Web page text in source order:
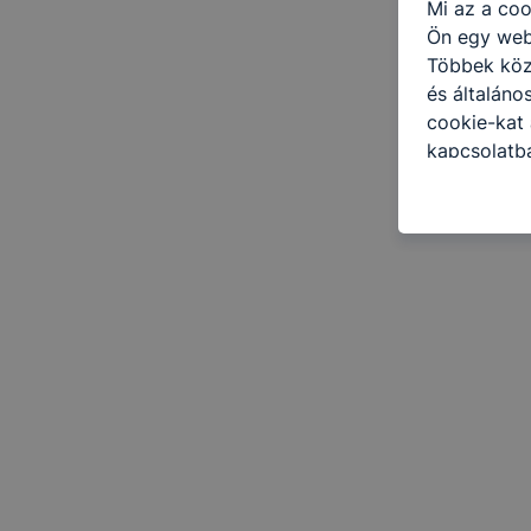
Mi az a
Ön egy
Többek
és
cookie-kat
honlap
hogyan
cookie-
lesznek